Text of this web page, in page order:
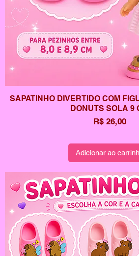
SAPATINHO DIVERTIDO COM
DONUTS SOLA 9
Preço
R$ 26,00
Adicionar ao